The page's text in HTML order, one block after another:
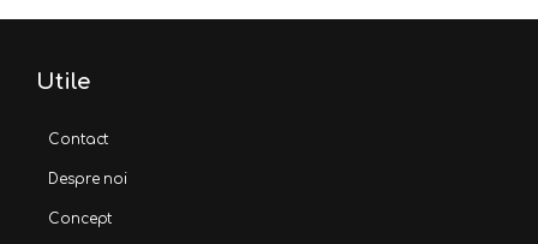
Utile
Contact
Despre noi
Concept